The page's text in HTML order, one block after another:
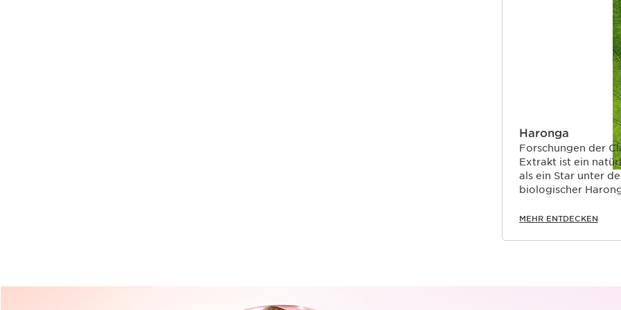
Haronga
Forschungen der
Extrakt ist ein
als ein Star unter
biologischer Haronga-
Haut bei 46
prozentualem
MEHR ENTDECKEN